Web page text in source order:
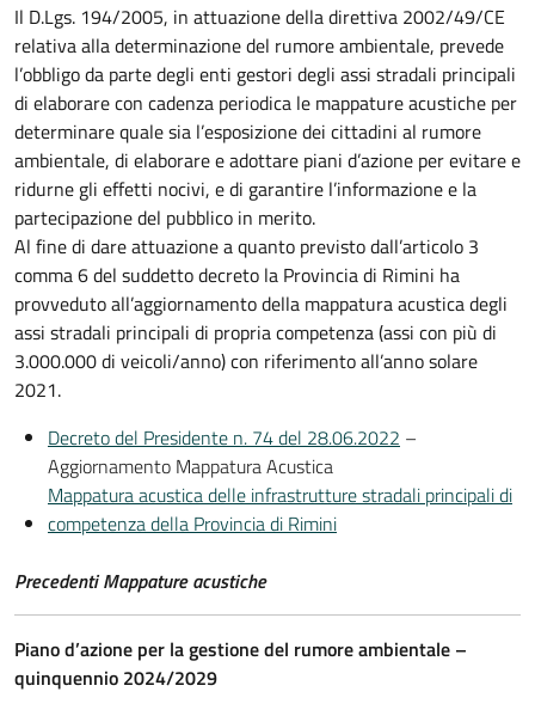
Il D.Lgs. 194/2005, in attuazione della direttiva 2002/49/CE
relativa alla determinazione del rumore ambientale, prevede
l’obbligo da parte degli enti gestori degli assi stradali principali
di elaborare con cadenza periodica le mappature acustiche per
determinare quale sia l’esposizione dei cittadini al rumore
ambientale, di elaborare e adottare piani d’azione per evitare e
ridurne gli effetti nocivi, e di garantire l’informazione e la
partecipazione del pubblico in merito.
Al fine di dare attuazione a quanto previsto dall’articolo 3
comma 6 del suddetto decreto la Provincia di Rimini ha
provveduto all’aggiornamento della mappatura acustica degli
assi stradali principali di propria competenza (assi con più di
3.000.000 di veicoli/anno) con riferimento all’anno solare
2021.
Decreto del Presidente n. 74 del 28.06.2022 –
Aggiornamento Mappatura Acustica
Mappatura acustica delle infrastrutture stradali principali di
competenza della Provincia di Rimini
Precedenti Mappature acustiche
Piano d’azione per la gestione del rumore ambientale –
quinquennio 2024/2029